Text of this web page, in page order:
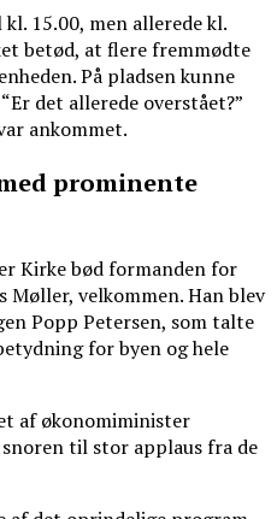
15.00, men allerede kl.
betød, at flere fremmødte
På pladsen kunne
det allerede overstået?”
ankommet.
prominente
Kirke bød formanden for
Møller, velkommen. Han blev
Popp Petersen, som talte
for byen og hele
af økonomiminister
til stor applaus fra de